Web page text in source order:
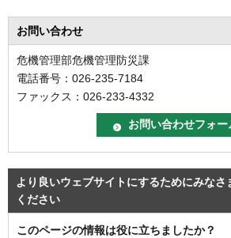
お問い合わせ
危機管理部危機管理防災課
電話番号：026-235-7184
ファックス：026-233-4332
より良いウェブサイトにするためにみな
ください
このページの情報は役に立ちましたか？